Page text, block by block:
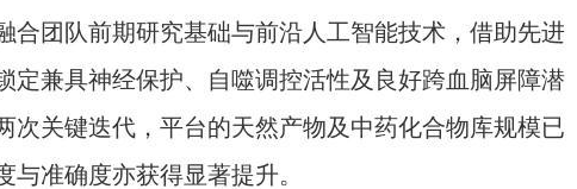
团队前期研究基础与前沿人工智能技术，借助先进
定兼具神经保护、自噬调控活性及良好跨血脑屏障潜
次关键迭代，平台的天然产物及中药化合物库规模已
准确度亦获得显著提升。